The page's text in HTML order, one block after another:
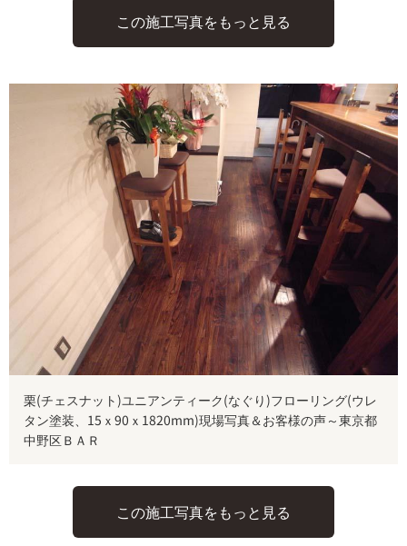
この施工写真をもっと見る
栗(チェスナット)ユニアンティーク(なぐり)フローリング(ウレ
タン塗装、15ｘ90ｘ1820mm)現場写真＆お客様の声～東京都
中野区ＢＡＲ
この施工写真をもっと見る